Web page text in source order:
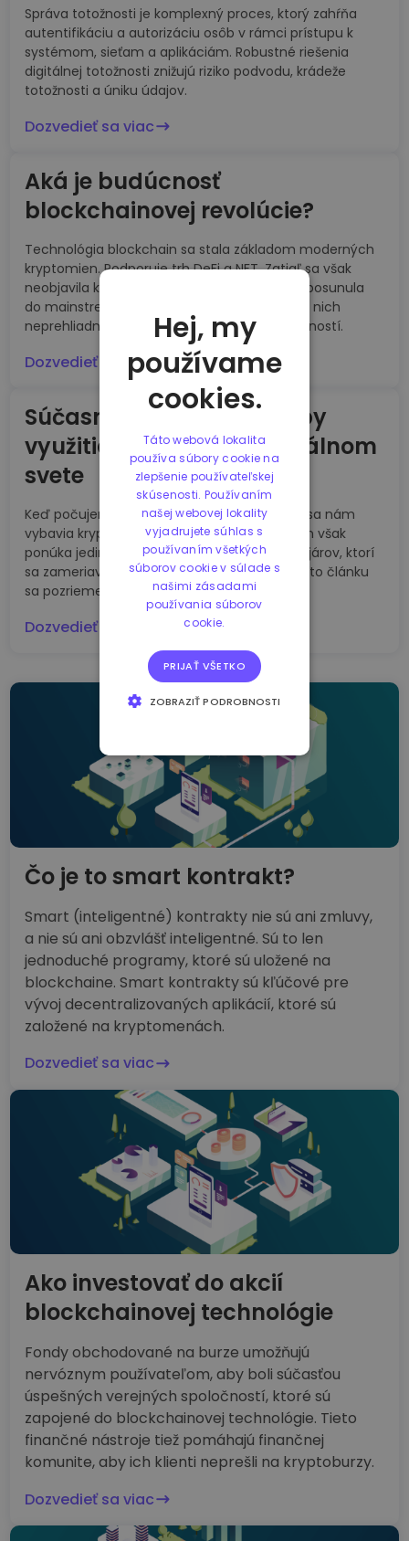
Správa totožnosti je komplexný proces, ktorý zahŕňa
autentifikáciu a autorizáciu osôb v rámci prístupu k
systémom, sieťam a aplikáciám. Robustné riešenia
digitálnej totožnosti znižujú riziko podvodu, krádeže
totožnosti a úniku údajov.
Dozvedieť sa viac
Aká je budúcnosť
blockchainovej revolúcie?
Technológia blockchain sa stala základom moderných
kryptomien. Podporuje trh DeFi a NFT. Zatiaľ sa však
neobjavila killer appka, ktorá by blockchainy posunula
do mainstreamového povedomia a urobila z nich
neprehliadnuteľnú súčasť každodenných činností.
Dozvedieť sa viac
Súčasné najlepšie spôsoby
využitia blockchainu v reálnom
svete
Keď počujeme slovo blockchain, prirodzene sa nám
vybavia kryptomeny. Technológia blockchain však
ponúka jedinečný výkon a flexibilitu pre vývojárov, ktorí
sa zameriavajú na širokú škálu oblastí. V tomto článku
sa pozrieme na tie najsľubnejšie z nich.
Dozvedieť sa viac
Čo je to smart kontrakt?
Smart (inteligentné) kontrakty nie sú ani zmluvy,
a nie sú ani obzvlášť inteligentné. Sú to len
jednoduché programy, ktoré sú uložené na
blockchaine. Smart kontrakty sú kľúčové pre
vývoj decentralizovaných aplikácií, ktoré sú
založené na kryptomenách.
Dozvedieť sa viac
Ako investovať do akcií
blockchainovej technológie
Fondy obchodované na burze umožňujú
nervóznym používateľom, aby boli súčasťou
úspešných verejných spoločností, ktoré sú
zapojené do blockchainovej technológie. Tieto
finančné nástroje tiež pomáhajú finančnej
komunite, aby ich klienti neprešli na kryptoburzy.
Dozvedieť sa viac
Hej, my
používame
cookies.
Táto webová lokalita
používa súbory cookie na
zlepšenie používateľskej
skúsenosti. Používaním
našej webovej lokality
vyjadrujete súhlas s
používaním všetkých
súborov cookie v súlade s
našimi zásadami
používania súborov
cookie.
PRIJAŤ VŠETKO
ZOBRAZIŤ PODROBNOSTI
VÝKONNOSŤ
CIELENIE
FUNKCIE